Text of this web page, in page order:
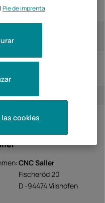
2007
del vehículo
CNC Saller
Fischeröd 20
D -94474 Vilshofen
|Pie de imprenta
cookies